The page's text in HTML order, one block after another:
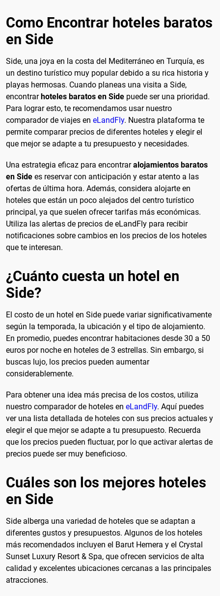
Como Encontrar hoteles baratos
en Side
Side, una joya en la costa del Mediterráneo en Turquía, es
un destino turístico muy popular debido a su rica historia y
playas hermosas. Cuando planeas una visita a Side,
encontrar hoteles baratos en Side puede ser una prioridad.
Para lograr esto, te recomendamos usar nuestro
comparador de viajes en eLandFly. Nuestra plataforma te
permite comparar precios de diferentes hoteles y elegir el
que mejor se adapte a tu presupuesto y necesidades.
Una estrategia eficaz para encontraralojamientos baratos
en Side es reservar con anticipación y estar atento a las
ofertas de última hora. Además, considera alojarte en
hoteles que están un poco alejados del centro turístico
principal, ya que suelen ofrecer tarifas más económicas.
Utiliza las alertas de precios de eLandFly para recibir
notificaciones sobre cambios en los precios de los hoteles
que te interesan.
¿Cuánto cuesta un hotel en
Side?
El costo de un hotel en Side puede variar significativamente
según la temporada, la ubicación y el tipo de alojamiento.
En promedio, puedes encontrar habitaciones desde 30 a 50
euros por noche en hoteles de 3 estrellas. Sin embargo, si
buscas lujo, los precios pueden aumentar
considerablemente.
Para obtener una idea más precisa de los costos, utiliza
nuestro comparador de hoteles en eLandFly. Aquí puedes
ver una lista detallada de hoteles con sus precios actuales y
elegir el que mejor se adapte a tu presupuesto. Recuerda
que los precios pueden fluctuar, por lo que activar alertas de
precios puede ser muy beneficioso.
Cuáles son los mejores hoteles
en Side
Side alberga una variedad de hoteles que se adaptan a
diferentes gustos y presupuestos. Algunos de los hoteles
más recomendados incluyen el Barut Hemera y el Crystal
Sunset Luxury Resort & Spa, que ofrecen servicios de alta
calidad y excelentes ubicaciones cercanas a las principales
atracciones.